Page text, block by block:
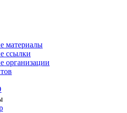
материалы
ссылки
организации